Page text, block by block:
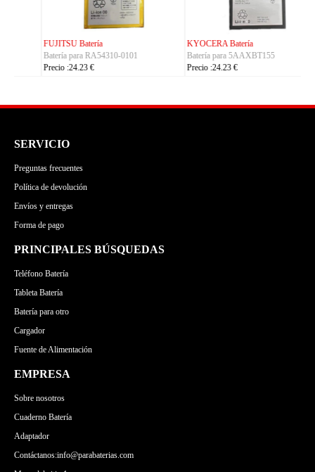
KYOCERA Batería
Batería para 5AAXBT155
Precio :24.23 €
ACE Batería
Batería para BAS022
Precio :24.23 €
SERVICIO
Preguntas frecuentes
Política de devolución
Envíos y entregas
Forma de pago
PRINCIPALES BÚSQUEDAS
Teléfono Batería
Tableta Batería
Batería para otro
Cargador
Fuente de Alimentación
EMPRESA
Sobre nosotros
Cuaderno Batería
Adaptador
Contáctanos:info@parabaterias.com